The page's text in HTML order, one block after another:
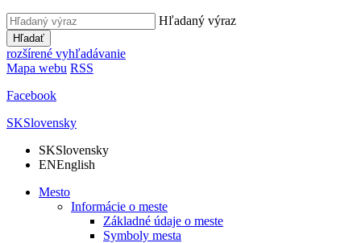
Hľadaný výraz
Hľadať
rozšírené vyhľadávanie
Mapa webu RSS
Facebook
SKSlovensky
SKSlovensky
ENEnglish
Mesto
Informácie o meste
Základné údaje o meste
Symboly mesta